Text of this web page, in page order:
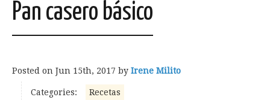
Pan casero básico
Posted on Jun 15th, 2017 by Irene Milito
Categories: Recetas